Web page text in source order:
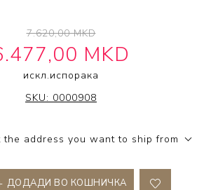
7.620,00 MKD
MKD
искл.испорака
IT'S A 10 HAIRCARE
SKU: 0000908
the address you want to ship from
ДОДАДИ ВО КОШНИЧКА